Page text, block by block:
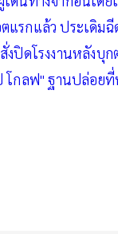
แรกแล้ว ประเดิม
งปิดโรงงานหลังบุ
โกลฟ" ฐานปล่อย